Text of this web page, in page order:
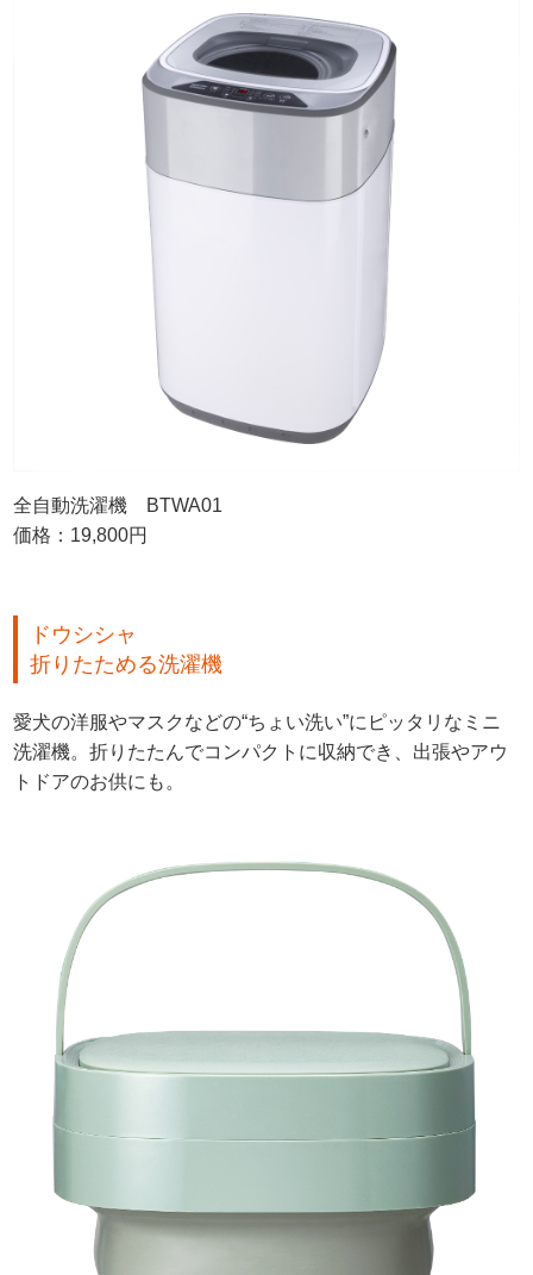
全自動洗濯機 BTWA01
価格：19,800円
ドウシシャ
折りたためる洗濯機
愛犬の洋服やマスクなどの“ちょい洗い”にピッタリなミニ
洗濯機。折りたたんでコンパクトに収納でき、出張やアウ
トドアのお供にも。